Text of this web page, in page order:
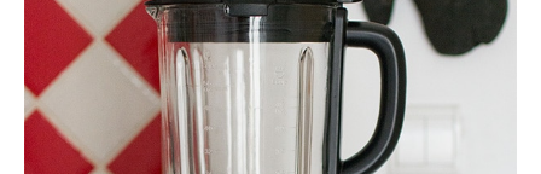
recettes
rapides,
recettes
végétariennes